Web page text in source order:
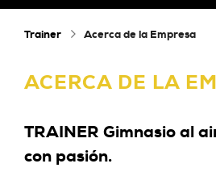
Trainer Acerca de la Empresa
ACERCA DE LA
TRAINER Gimnasio al
con pasión.